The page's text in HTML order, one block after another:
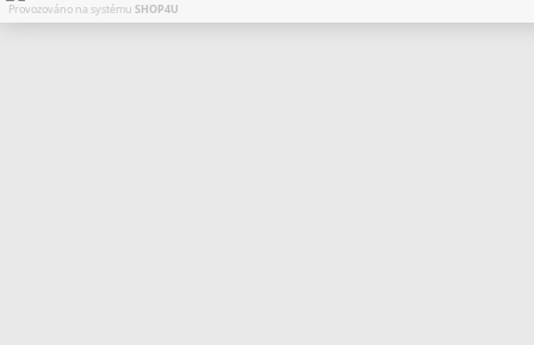
Provozováno na systému SHOP4U